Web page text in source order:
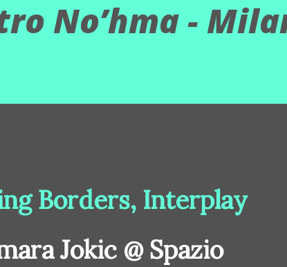
No’hma -
Borders, Interplay
Jokic @ Spazio